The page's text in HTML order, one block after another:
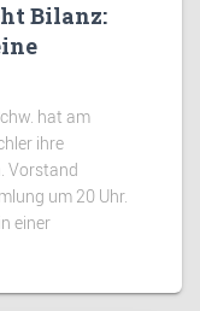
Bilanz:
hat am
ihre
Vorstand
um 20 Uhr.
einer